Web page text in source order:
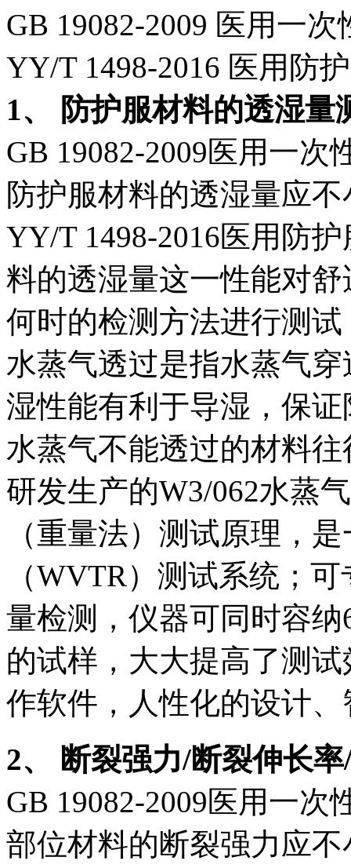
GB 19082-2009 医用一
YY/T 1498-2016 医用防
1、 防护服材料的透湿量
GB 19082-2009医用一
防护服材料的透湿量应不
YY/T 1498-2016医用防
料的透湿量这一性能对
何时的检测方法进行测
水蒸气透过是指水蒸气
湿性能有利于导湿，保
水蒸气不能透过的材料
研发生产的W3/062水蒸
（重量法）测试原理，
（WVTR）测试系统；
量检测，仪器可同时容
的试样，大大提高了测
作软件，人性化的设计
2、 断裂强力/断裂伸长
GB 19082-2009医用一
部位材料的断裂强力应